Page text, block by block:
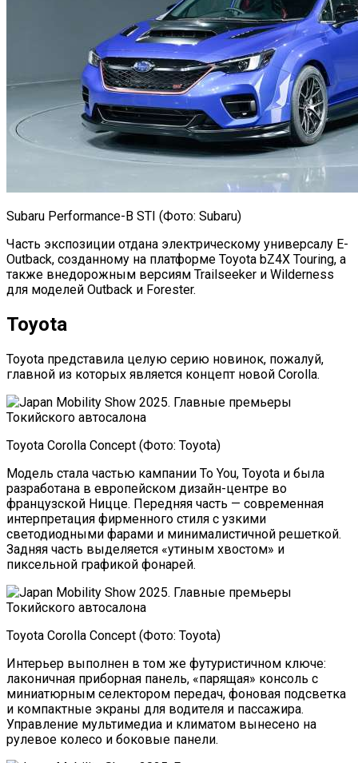
Subaru Performance-B STI (Фото: Subaru)
Часть экспозиции отдана электрическому универсалу E-
Outback, созданному на платформе Toyota bZ4X Touring, а
также внедорожным версиям Trailseeker и Wilderness
для моделей Outback и Forester.
Toyota
Toyota представила целую серию новинок, пожалуй,
главной из которых является концепт новой Corolla.
Toyota Corolla Concept (Фото: Toyota)
Модель стала частью кампании To You, Toyota и была
разработана в европейском дизайн-центре во
французской Ницце. Передняя часть — современная
интерпретация фирменного стиля с узкими
светодиодными фарами и минималистичной решеткой.
Задняя часть выделяется «утиным хвостом» и
пиксельной графикой фонарей.
Toyota Corolla Concept (Фото: Toyota)
Интерьер выполнен в том же футуристичном ключе:
лаконичная приборная панель, «парящая» консоль с
миниатюрным селектором передач, фоновая подсветка
и компактные экраны для водителя и пассажира.
Управление мультимедиа и климатом вынесено на
рулевое колесо и боковые панели.